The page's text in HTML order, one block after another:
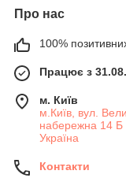
Про нас
100%
Працює з
м. Київ
м.Київ, вул.
набережна 14 Б
Україна
Контакти